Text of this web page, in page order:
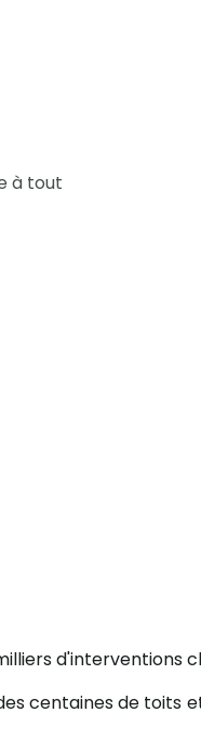
à tout
centaines de toits